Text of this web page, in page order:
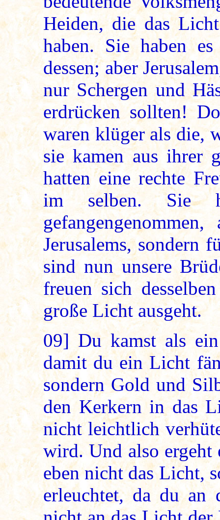
Heiden, die das
haben. Sie haben
dessen; aber
nur Schergen und
erdrücken sollten!
waren klüger als die,
sie kamen aus ihrer
hatten eine rechte
im selben. Sie
Jerusalems, sondern
sind nun unsere
freuen sich
große Licht ausgeht.
09] Du kamst als
damit du ein Licht
sondern Gold und
den Kerkern in das
nicht leichtlich
wird. Und also ergeht
eben nicht das Licht,
erleuchtet, da du an